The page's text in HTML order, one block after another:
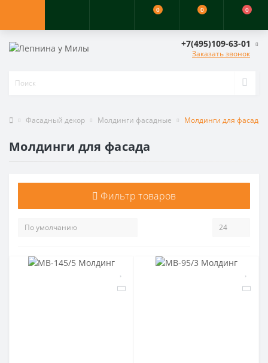
0 0 0
+7(495)109-63-01
Заказать звонок
Фасадный декор Молдинги фасадные Молдинги для фасада
Молдинги для фасада
Фильтр товаров